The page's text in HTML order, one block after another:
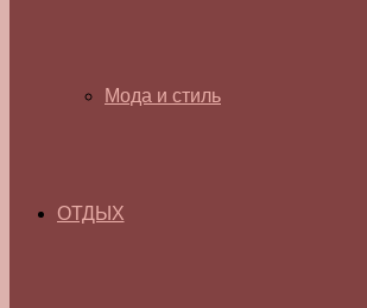
Мода и стиль
ОТДЫХ